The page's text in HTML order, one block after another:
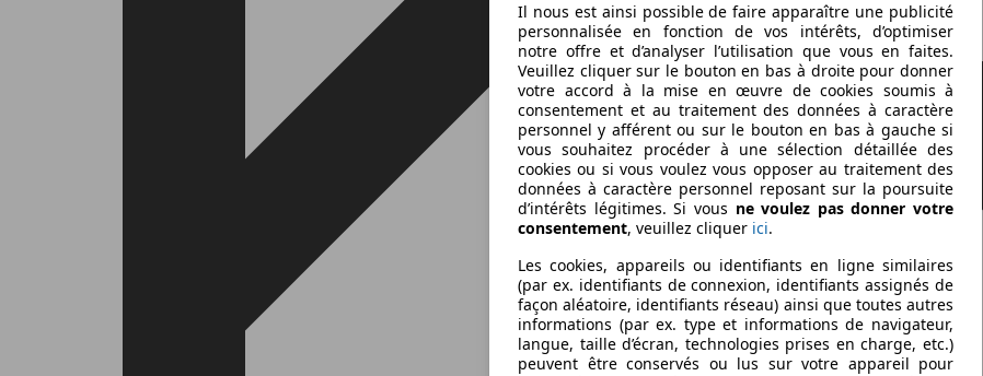
Il nous est ainsi possible de faire apparaître une publicité
personnalisée en fonction de vos intérêts, d’optimiser
notre offre et d’analyser l’utilisation que vous en faites.
Veuillez cliquer sur le bouton en bas à droite pour donner
votre accord à la mise en œuvre de cookies soumis à
consentement et au traitement des données à caractère
personnel y afférent ou sur le bouton en bas à gauche si
vous souhaitez procéder à une sélection détaillée des
cookies ou si vous voulez vous opposer au traitement des
données à caractère personnel reposant sur la poursuite
d’intérêts légitimes. Si vous ne voulez pas donner votre
consentement, veuillez cliquer ici.
Les cookies, appareils ou identifiants en ligne similaires
(par ex. identifiants de connexion, identifiants assignés de
façon aléatoire, identifiants réseau) ainsi que toutes autres
informations (par ex. type et informations de navigateur,
langue, taille d’écran, technologies prises en charge, etc.)
peuvent être conservés ou lus sur votre appareil pour